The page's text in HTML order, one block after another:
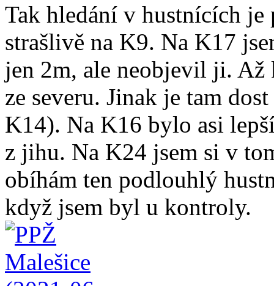
Tak hledání v hustnících je
strašlivě na K9. Na K17
jen 2m, ale neobjevil ji. Až
ze severu. Jinak je tam
K14). Na K16 bylo asi
z jihu. Na K24 jsem si v
obíhám ten podlouhlý
když jsem byl u kontroly.